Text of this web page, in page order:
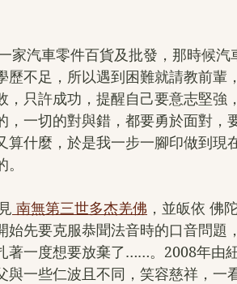
家汽車零件百貨及批發，那時候
歷不足，所以遇到困難就請教前輩
，只許成功，提醒自己要意志堅強
，一切的對與錯，都要勇於面對，
算什麼，於是我一步一腳印做到現
南無第三世多杰羌佛 ，並皈依 佛
始先要克服恭聞法音時的口音問題
著一度想要放棄了……。2008年由
與一些仁波且不同，笑容慈祥，一